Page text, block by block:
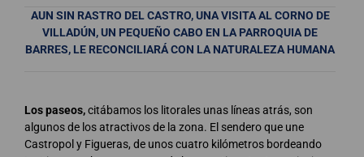
AUN SIN RASTRO DEL CASTRO, UNA VISITA AL CORNO DE
VILLADÚN, UN PEQUEÑO CABO EN LA PARROQUIA DE
BARRES, LE RECONCILIARÁ CON LA NATURALEZA HUMANA
Los paseos,citábamos los litorales unas líneas atrás, son
algunos de los atractivos de la zona. El sendero que une
Castropol y Figueras, de unos cuatro kilómetros bordeando